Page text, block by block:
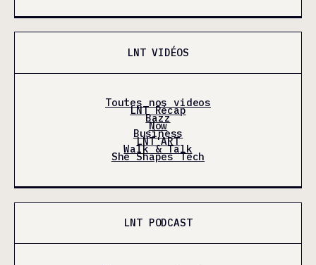
LNT VIDÉOS
Toutes nos videos
LNT Récap
Bazz
Now
Business
LNT'ART
Walk & Talk
She Shapes Tech
LNT PODCAST